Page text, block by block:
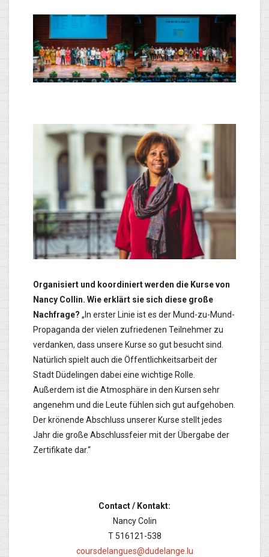
Organisiert und koordiniert werden die Kurse von
Nancy Collin. Wie erklärt sie sich diese große
Nachfrage? „In erster Linie ist es der Mund-zu-Mund-
Propaganda der vielen zufriedenen Teilnehmer zu
verdanken, dass unsere Kurse so gut besucht sind.
Natürlich spielt auch die Öffentlichkeitsarbeit der
Stadt Düdelingen dabei eine wichtige Rolle.
Außerdem ist die Atmosphäre in den Kursen sehr
angenehm und die Leute fühlen sich gut aufgehoben.
Der krönende Abschluss unserer Kurse stellt jedes
Jahr die große Abschlussfeier mit der Übergabe der
Zertifikate dar.“
Contact / Kontakt:
Nancy Colin
T 516121-538
coursdelangues@dudelange.lu